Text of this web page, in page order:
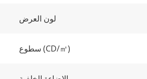
لون العرض
سطوع (CD/㎡)